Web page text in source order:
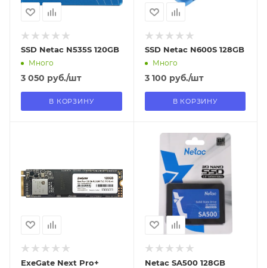
SSD Netac N535S 120GB
Много
3 050 руб./шт
В КОРЗИНУ
SSD Netac N600S 128GB
Много
3 100 руб./шт
В КОРЗИНУ
В наличии в пункте
самовывоза
Нет
ExeGate Next Pro+
18.08.2026
В наличии в пункте
самовывоза
Netac SA500 128GB